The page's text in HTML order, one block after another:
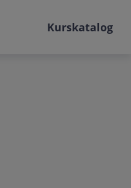
Kurskatalog